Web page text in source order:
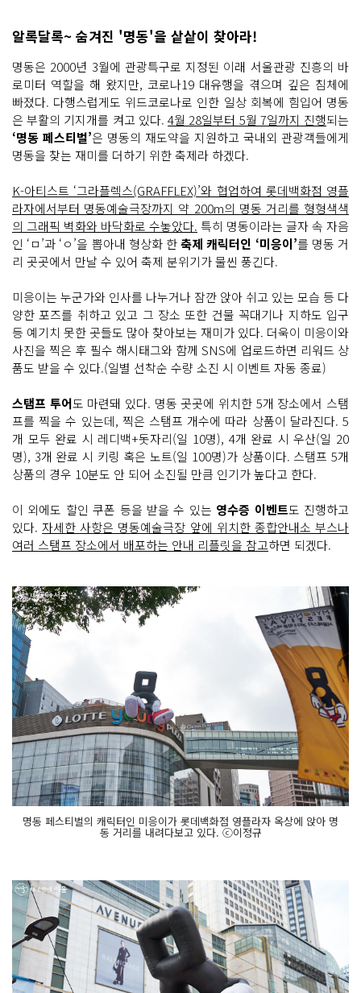
알록달록~ 숨겨진 '명동'을 샅샅이 찾아라!
명동은 2000년 3월에 관광특구로 지정된 이래 서울관광 진흥의 바
로미터 역할을 해 왔지만, 코로나19 대유행을 겪으며 깊은 침체에
빠졌다. 다행스럽게도 위드코로나로 인한 일상 회복에 힘입어 명동
은 부활의 기지개를 켜고 있다.4월 28일부터 5월 7일까지 진행되는
‘명동 페스티벌’은 명동의 재도약을 지원하고 국내외 관광객들에게
명동을 찾는 재미를 더하기 위한 축제라 하겠다.
K-아티스트 ‘그라플렉스(GRAFFLEX)’와 협업하여 롯데백화점 영플
라자에서부터 명동예술극장까지 약 200m의 명동 거리를 형형색색
의 그래픽 벽화와 바닥화로 수놓았다. 특히 명동이라는 글자 속 자음
인 ‘ㅁ’과 ‘ㅇ’을 뽑아내 형상화 한축제 캐릭터인 ‘미응이’를 명동 거
리 곳곳에서 만날 수 있어 축제 분위기가 물씬 풍긴다.
미응이는 누군가와 인사를 나누거나 잠깐 앉아 쉬고 있는 모습 등 다
양한 포즈를 취하고 있고 그 장소 또한 건물 꼭대기나 지하도 입구
등 예기치 못한 곳들도 많아 찾아보는 재미가 있다. 더욱이 미응이와
사진을 찍은 후 필수 해시태그와 함께 SNS에 업로드하면 리워드 상
품도 받을 수 있다.(일별 선착순 수량 소진 시 이벤트 자동 종료)
스탬프 투어도 마련돼 있다. 명동 곳곳에 위치한 5개 장소에서 스탬
프를 찍을 수 있는데, 찍은 스탬프 개수에 따라 상품이 달라진다. 5
개 모두 완료 시 레디백+돗자리(일 10명), 4개 완료 시 우산(일 20
명), 3개 완료 시 키링 혹은 노트(일 100명)가 상품이다. 스탬프 5개
상품의 경우 10분도 안 되어 소진될 만큼 인기가 높다고 한다.
이 외에도 할인 쿠폰 등을 받을 수 있는 영수증 이벤트도 진행하고
있다.자세한 사항은 명동예술극장 앞에 위치한 종합안내소 부스나
여러 스탬프 장소에서 배포하는 안내 리플릿을 참고하면 되겠다.
명동 페스티벌의 캐릭터인 미응이가 롯데백화점 영플라자 옥상에 앉아 명
동 거리를 내려다보고 있다. ⓒ이정규